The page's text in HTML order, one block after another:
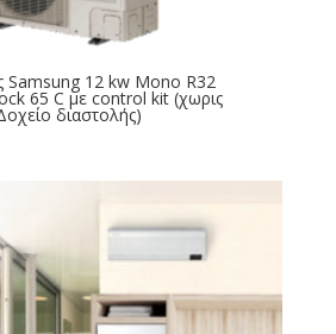
Samsung 12 kw Mono R32
65 C με control kit (χωρις
διαστολής)